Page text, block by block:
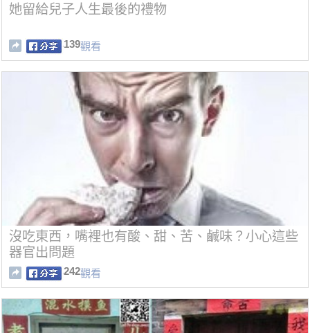
她留給兒子人生最後的禮物
139觀看
沒吃東西，嘴裡也有酸、甜、苦、鹹味？小心這些
器官出問題
242觀看